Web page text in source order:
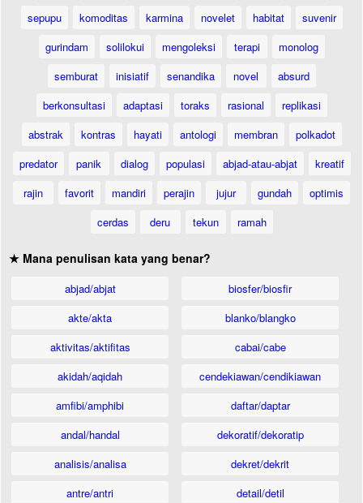
sepupu
komoditas karmina novelet habitat
suvenir
gurindam
solilokui mengoleksi terapi
monolog
semburat
inisiatif senandika novel
absurd
berkonsultasi
adaptasi toraks rasional
replikasi
abstrak
kontras hayati antologi membran
polkadot
predator
panik dialog populasi abjad-atau-abjat
kreatif
rajin
favorit mandiri perajin jujur gundah
optimis
cerdas
deru tekun ramah
★ Mana penulisan kata yang benar?
abjad/abjat
akte/akta
aktivitas/aktifitas
akidah/aqidah
amfibi/amphibi
andal/handal
analisis/analisa
antre/antri
biosfer/biosfir
blanko/blangko
cabai/cabe
cendekiawan/cendikiawan
daftar/daptar
dekoratif/dekoratip
dekret/dekrit
detail/detil